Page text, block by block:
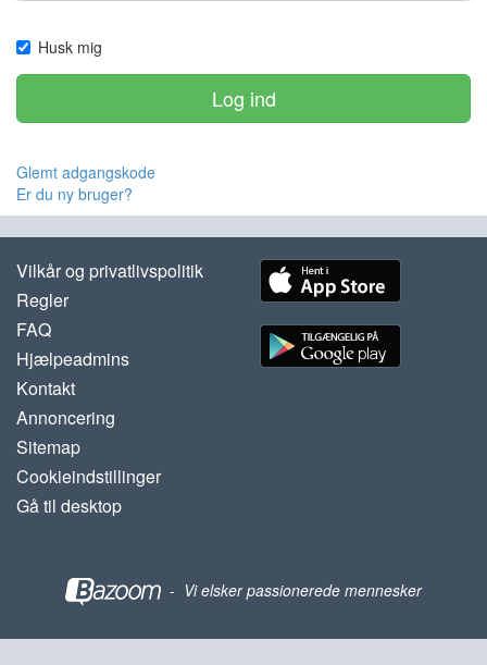
Husk mig
Log ind
Glemt adgangskode
Er du ny bruger?
Vilkår og privatlivspolitik
Regler
FAQ
Hjælpeadmins
Kontakt
Annoncering
Sitemap
Cookieindstillinger
Gå til desktop
- Vi elsker passionerede mennesker